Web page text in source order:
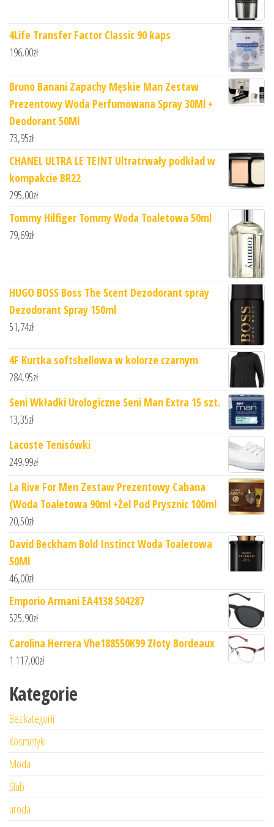
4Life Transfer Factor Classic 90 kaps
196,00zł
Bruno Banani Zapachy Męskie Man Zestaw
Prezentowy Woda Perfumowana Spray 30Ml +
Deodorant 50Ml
73,95zł
CHANEL ULTRA LE TEINT Ultratrwały podkład w
kompakcie BR22
295,00zł
Tommy Hilfiger Tommy Woda Toaletowa 50ml
79,69zł
HUGO BOSS Boss The Scent Dezodorant spray
Dezodorant Spray 150ml
51,74zł
4F Kurtka softshellowa w kolorze czarnym
284,95zł
Seni Wkładki Urologiczne Seni Man Extra 15 szt.
13,35zł
Lacoste Tenisówki
249,99zł
La Rive For Men Zestaw Prezentowy Cabana
(Woda Toaletowa 90ml +Żel Pod Prysznic 100ml
20,50zł
David Beckham Bold Instinct Woda Toaletowa
50Ml
46,00zł
Emporio Armani EA4138 504287
525,90zł
Carolina Herrera Vhe188550K99 Złoty Bordeaux
1 117,00zł
Kategorie
Bez kategorii
Kosmetyki
Moda
Ślub
uroda